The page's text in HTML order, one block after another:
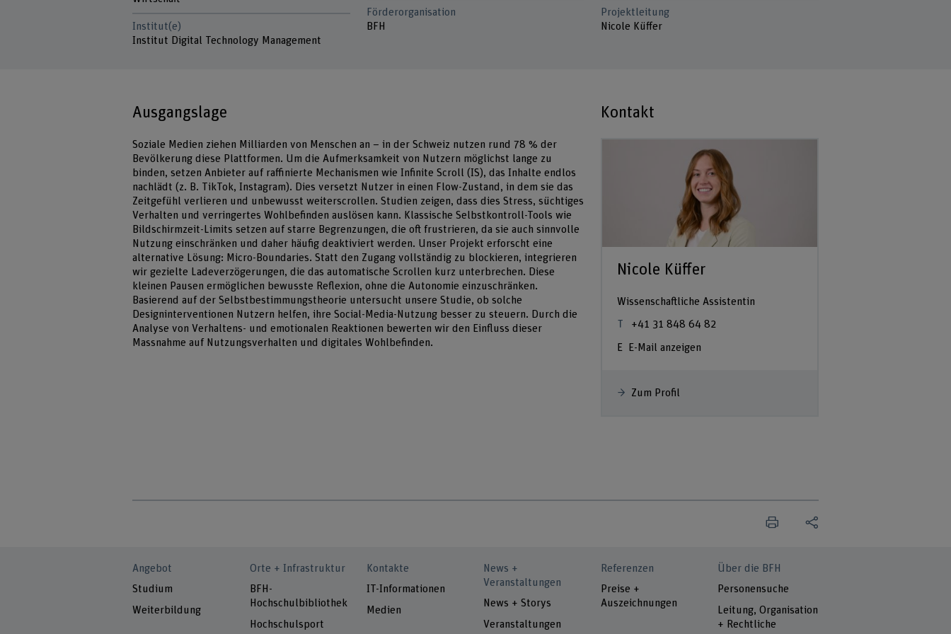
Institut(e)
Institut Digital Technology Management
Förderorganisation
BFH
Projektleitung
Nicole Küffer
Ausgangslage
Soziale Medien ziehen Milliarden von Menschen an – in der Schweiz nutzen rund 78 % der
Bevölkerung diese Plattformen. Um die Aufmerksamkeit von Nutzern möglichst lange zu
binden, setzen Anbieter auf raffinierte Mechanismen wie Infinite Scroll (IS), das Inhalte endlos
nachlädt (z. B. TikTok, Instagram). Dies versetzt Nutzer in einen Flow-Zustand, in dem sie das
Zeitgefühl verlieren und unbewusst weiterscrollen. Studien zeigen, dass dies Stress, süchtiges
Verhalten und verringertes Wohlbefinden auslösen kann. Klassische Selbstkontroll-Tools wie
Bildschirmzeit-Limits setzen auf starre Begrenzungen, die oft frustrieren, da sie auch sinnvolle
Nutzung einschränken und daher häufig deaktiviert werden. Unser Projekt erforscht eine
alternative Lösung: Micro-Boundaries. Statt den Zugang vollständig zu blockieren, integrieren
wir gezielte Ladeverzögerungen, die das automatische Scrollen kurz unterbrechen. Diese
kleinen Pausen ermöglichen bewusste Reflexion, ohne die Autonomie einzuschränken.
Basierend auf der Selbstbestimmungstheorie untersucht unsere Studie, ob solche
Designinterventionen Nutzern helfen, ihre Social-Media-Nutzung besser zu steuern. Durch die
Analyse von Verhaltens- und emotionalen Reaktionen bewerten wir den Einfluss dieser
Massnahme auf Nutzungsverhalten und digitales Wohlbefinden.
Kontakt
Nicole Küffer
Wissenschaftliche Assistentin
+41 31 848 64 82
E-Mail anzeigen
Zum Profil
Angebot
Studium
Weiterbildung
Orte + Infrastruktur
BFH-
Hochschulbibliothek
Hochschulsport
Kontakte
IT-Informationen
Medien
News +
Veranstaltungen
News + Storys
Veranstaltungen
Referenzen
Preise +
Auszeichnungen
Über die BFH
Personensuche
Leitung, Organisation
+ Rechtliche